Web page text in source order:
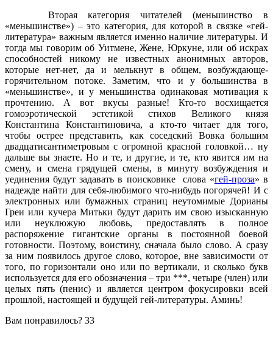
Вторая категория читателей (меньшинство в
«меньшинстве») – это категория, для которой в связке «гей-
литература» важным является именно наличие литературы. И
тогда мы говорим об Уитмене, Жене, Юркуне, или об искрах
способностей никому не известных анонимных авторов,
которые нет-нет, да и мелькнут в общем, возбуждающе-
горячительном потоке. Заметим, что и у большинства в
«меньшинстве», и у меньшинства одинаковая мотивация к
прочтению. А вот вкусы разные! Кто-то восхищается
гомоэротической эстетикой стихов Великого князя
Константина Константиновича, а кто-то читает для того,
чтобы острее представить, как соседский Вовка большим
двадцатисантиметровым с огромной красной головкой… ну
дальше вы знаете. Но и те, и другие, и те, кто явится им на
смену, и смена грядущей смены, в минуту возбуждения и
уединения будут задавать в поисковике слова «гей-проза» в
надежде найти для себя-любимого что-нибудь погорячей! И с
электронных или бумажных страниц неутомимые Дорианы
Греи или кучера Митьки будут дарить им свою изысканную
или неуклюжую любовь, предоставлять в полное
распоряжение гигантские органы в постоянной боевой
готовности. Поэтому, воистину, сначала было слово. А сразу
за ним появилось другое слово, которое, вне зависимости от
того, по горизонтали оно или по вертикали, и сколько букв
используется для его обозначения – три ***, четыре (член) или
целых пять (пенис) и является центром фокусировки всей
прошлой, настоящей и будущей гей-литературы. Аминь!
Вам понравилось? 33